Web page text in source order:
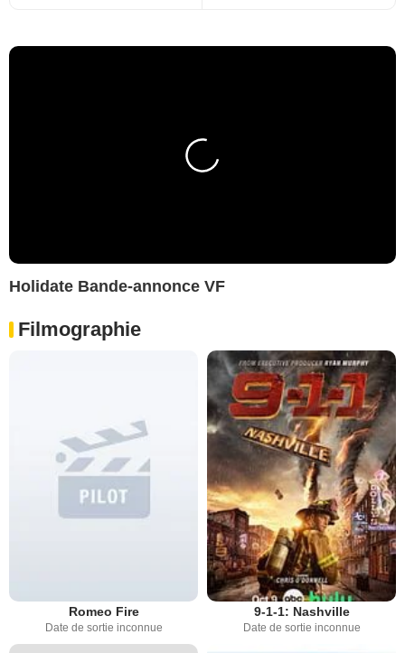
Holidate Bande-annonce VF
Filmographie
Romeo Fire
Date de sortie inconnue
9-1-1: Nashville
Date de sortie inconnue